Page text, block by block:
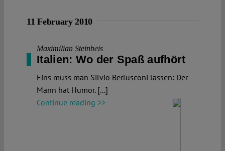
11 February 2010
Maximilian Steinbeis
Italien: Wo der Spaß aufhört
Eins muss man Silvio Berlusconi lassen: Der
Mann hat Humor. [...]
Continue reading >>